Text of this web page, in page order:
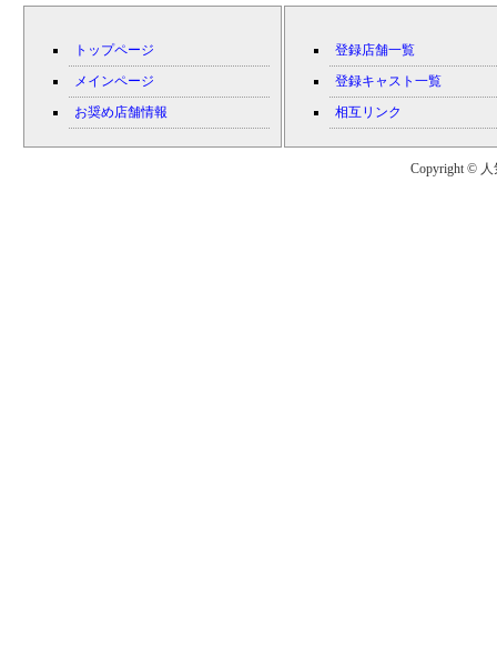
トップページ
メインページ
お奨め店舗情報
登録店舗一覧
登録キャスト一覧
相互リンク
Copyright © 人